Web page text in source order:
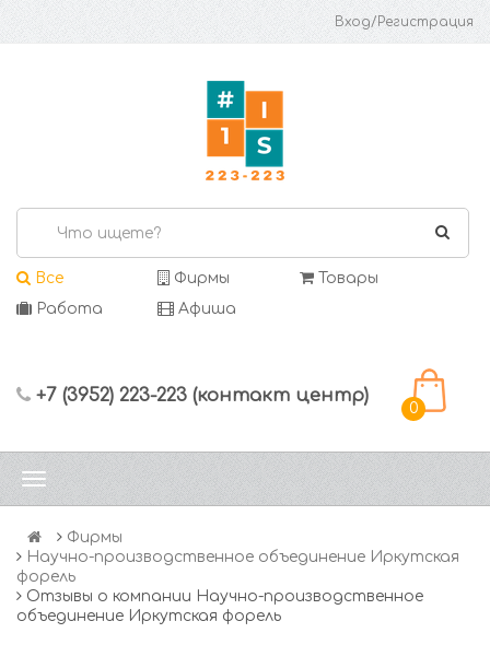
Вход/Регистрация
Все Фирмы
Товары
Работа
Афиша
+7 (3952) 223-223 (контакт центр)
0
Фирмы
Научно-производственное объединение Иркутская
форель
Отзывы о компании Научно-производственное
объединение Иркутская форель